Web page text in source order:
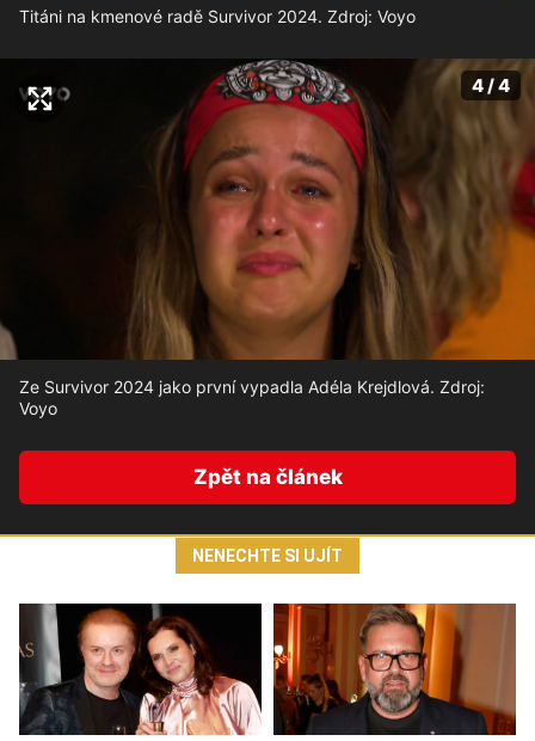
Titáni na kmenové radě Survivor 2024. Zdroj: Voyo
4 / 4
Ze Survivor 2024 jako první vypadla Adéla Krejdlová. Zdroj:
Voyo
Zpět na článek
NENECHTE SI UJÍT